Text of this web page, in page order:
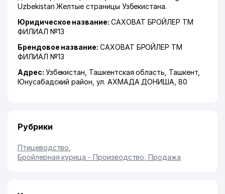
Uzbekistan Желтые страницы Узбекистана.
Юридическое название: САХОВАТ БРОЙЛЕР ТМ
ФИЛИАЛ №13
Брендовое название: САХОВАТ БРОЙЛЕР ТМ
ФИЛИАЛ №13
Адрес: Узбекистан, Ташкентская область Ташкент,
Юнусабадский район ,ул. АХМАДА ДОНИША , 80
Рубрики
Птицеводство
Бройлерная курица - Производство, Продажа